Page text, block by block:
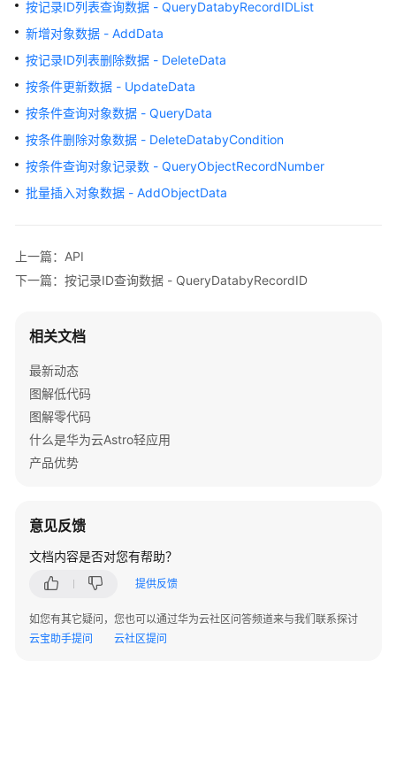
绍
计
费
说
明
快
速
入
用
户
（低
码）
用
户
指
南
码）
实
践
按记录ID列表查询数据 - QueryDatabyRecordIDList
新增对象数据 - AddData
按记录ID列表删除数据 - DeleteData
按条件更新数据 - UpdateData
按条件查询对象数据 - QueryData
按条件删除对象数据 - DeleteDatabyCondition
按条件查询对象记录数 - QueryObjectRecordNumber
批量插入对象数据 - AddObjectData
上一篇：API
下一篇：按记录ID查询数据 - QueryDatabyRecordID
相关文档
最新动态
图解低代码
图解零代码
什么是华为云Astro轻应用
产品优势
意见反馈
文档内容是否对您有帮助？
提供反馈
如您有其它疑问，您也可以通过华为云社区问答频道来与我们联系探讨
云宝助手提问
云社区提问